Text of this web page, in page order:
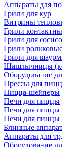
Аппараты для
Грили для кур
Витрины
Грили
Грили для
Грили роликовые
Грили для
Шашлычницы
Оборудование
Прессы для
Пицца-шейперы
Печи для пиццы
Печи для пиццы
Печи для пиццы
Блинные
Аппараты для
Оборудование